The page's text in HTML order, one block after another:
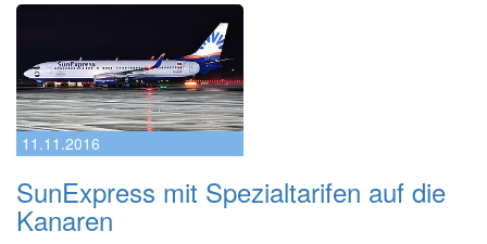
11.11.2016
SunExpress mit Spezialtarifen auf die
Kanaren